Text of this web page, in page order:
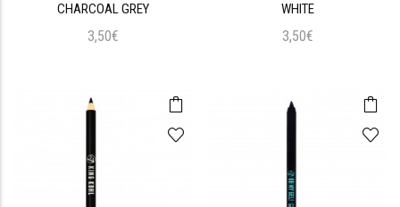
CHARCOAL GREY
3,50€
WHITE
3,50€